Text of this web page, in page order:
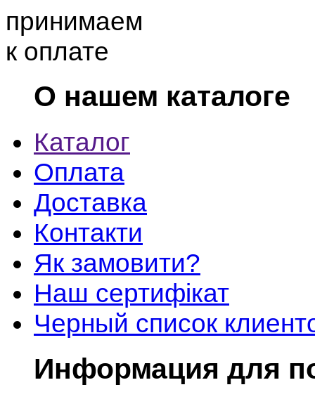
О нашем каталоге
Каталог
Оплата
Доставка
Контакти
Як замовити?
Наш сертифікат
Черный список
Информация для